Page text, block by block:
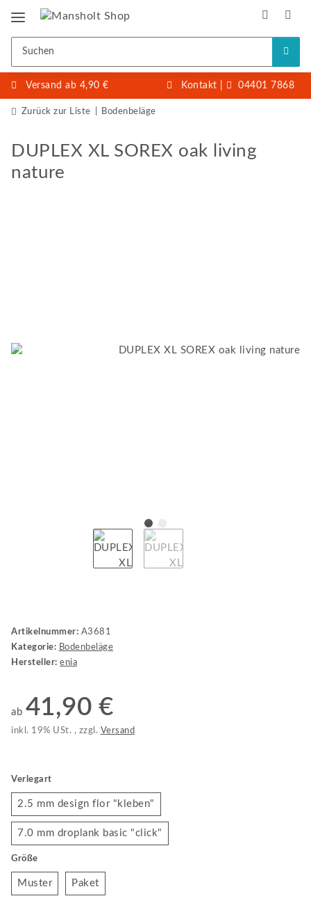
Versand ab 4,90 € Kontakt 04401 7868
Zurück zur Liste Bodenbeläge
DUPLEX XL SOREX oak living
nature
Artikelnummer: A3681
Kategorie: Bodenbeläge
Hersteller: enia
ab 41,90 €
inkl. 19% USt. , zzgl. Versand
Verlegart
2.5 mm design flor "kleben"
7.0 mm droplank basic "click"
Größe
MusterMusterPaketPaket